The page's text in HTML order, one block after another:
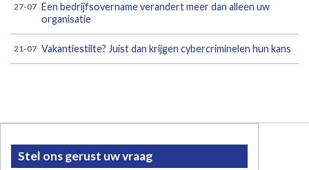
27-07 Een bedrijfsovername verandert meer dan alleen uw
organisatie
21-07 Vakantiestilte? Juist dan krijgen cybercriminelen hun kans
Stel ons gerust uw vraag